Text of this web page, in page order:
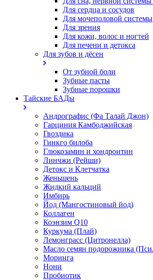
Для сердца и сосудов
Для мочеполовой системы
Для зрения
Для кожи, волос и ногтей
Для печени и детокса
Для зубов и дёсен
От зубной боли
Зубные пасты
Зубные порошки
Тайские БАДы
Андрографис (Фа Талай Джон)
Гарциния Камбоджийская
Гвоздика
Гинкго билоба
Глюкозамин и хондроитин
Линчжи (Рейши)
Детокс и Клетчатка
Женьшень
Жидкий кальций
Имбирь
Йод (Мангостиновый йод)
Коллаген
Коэнзим Q10
Куркума (Плай)
Лемонграсс (Цитронелла)
Масло семян подорожника
Моринга
Нони
Пробиотик